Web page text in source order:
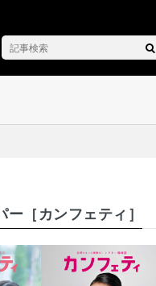
ー［カンフェティ］